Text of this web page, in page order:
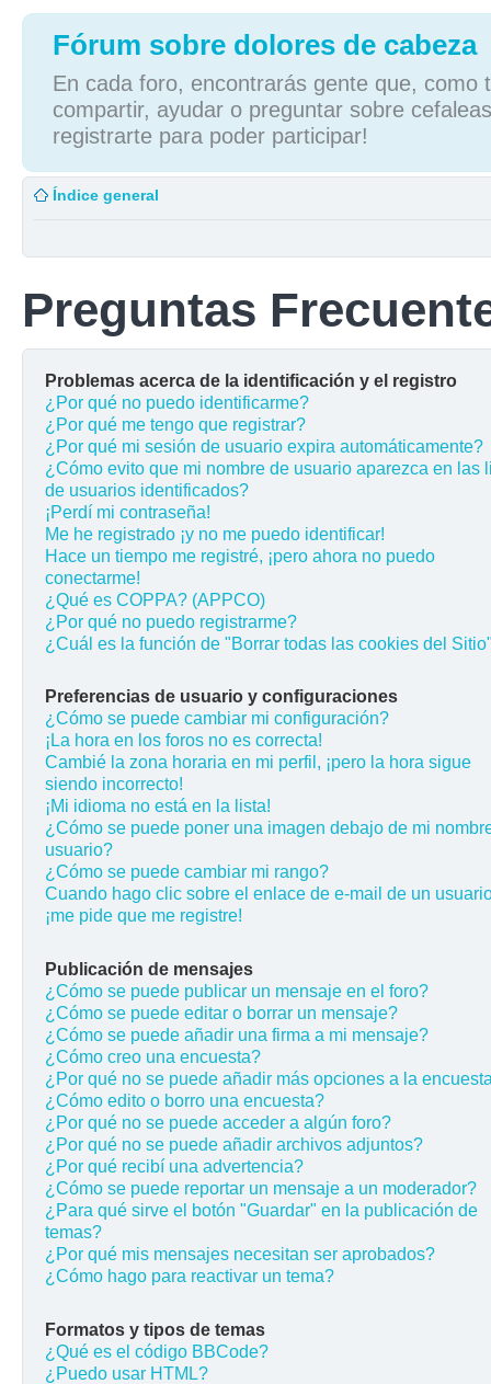
Fórum sobre dolores de cabeza
En cada foro, encontrarás gente que, como
compartir, ayudar o preguntar sobre
registrarte para poder participar!
Índice general
Preguntas
Problemas acerca de la identificación y el registro
¿Por qué no puedo identificarme?
¿Por qué me tengo que registrar?
¿Por qué mi sesión de usuario expira automáticamente?
¿Cómo evito que mi nombre de usuario aparezca en las
de usuarios identificados?
¡Perdí mi contraseña!
Me he registrado ¡y no me puedo identificar!
Hace un tiempo me registré, ¡pero ahora no puedo
conectarme!
¿Qué es COPPA? (APPCO)
¿Por qué no puedo registrarme?
¿Cuál es la función de "Borrar todas las cookies del
Preferencias de usuario y configuraciones
¿Cómo se puede cambiar mi configuración?
¡La hora en los foros no es correcta!
Cambié la zona horaria en mi perfil, ¡pero la hora sigue
siendo incorrecto!
¡Mi idioma no está en la lista!
¿Cómo se puede poner una imagen debajo de mi
usuario?
¿Cómo se puede cambiar mi rango?
Cuando hago clic sobre el enlace de e-mail de un
¡me pide que me registre!
Publicación de mensajes
¿Cómo se puede publicar un mensaje en el foro?
¿Cómo se puede editar o borrar un mensaje?
¿Cómo se puede añadir una firma a mi mensaje?
¿Cómo creo una encuesta?
¿Por qué no se puede añadir más opciones a la
¿Cómo edito o borro una encuesta?
¿Por qué no se puede acceder a algún foro?
¿Por qué no se puede añadir archivos adjuntos?
¿Por qué recibí una advertencia?
¿Cómo se puede reportar un mensaje a un moderador?
¿Para qué sirve el botón "Guardar" en la publicación de
temas?
¿Por qué mis mensajes necesitan ser aprobados?
¿Cómo hago para reactivar un tema?
Formatos y tipos de temas
¿Qué es el código BBCode?
¿Puedo usar HTML?